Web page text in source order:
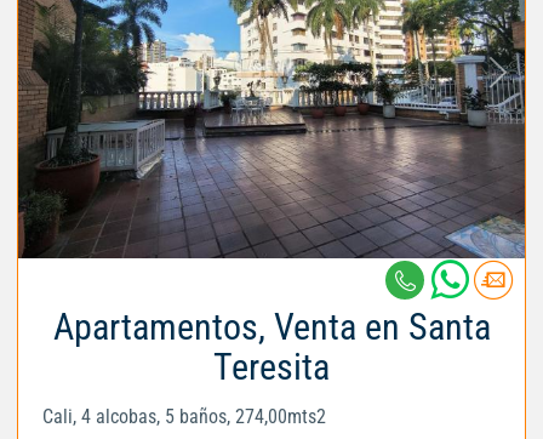
Apartamentos, Venta en Santa
Teresita
Cali, 4 alcobas, 5 baños, 274,00mts2